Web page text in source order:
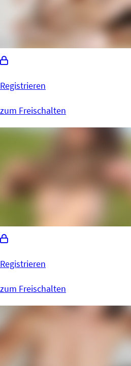
Registrieren
zum Freischalten
Registrieren
zum Freischalten